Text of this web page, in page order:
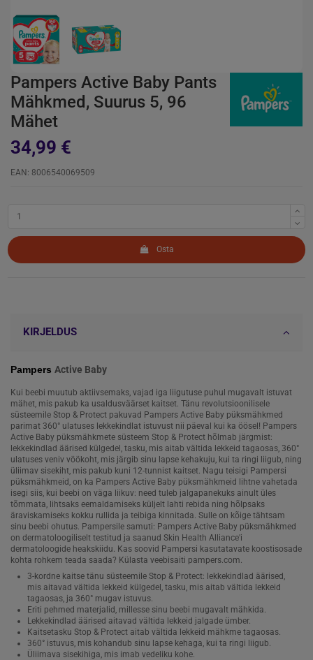
Pampers Active Baby Pants
Mähkmed, Suurus 5, 96
Mähet
34,99 €
EAN: 8006540069509
Osta
KIRJELDUS
Pampers Active Baby
Kui beebi muutub aktiivsemaks, vajad iga liigutuse puhul mugavalt istuvat
mähet, mis pakub ka usaldusväärset kaitset. Tänu revolutsioonilisele
süsteemile Stop & Protect pakuvad Pampers Active Baby püksmähkmed
parimat 360° ulatuses lekkekindlat istuvust nii päeval kui ka öösel! Pampers
Active Baby püksmähkmete süsteem Stop & Protect hõlmab järgmist:
lekkekindlad äärised külgedel, tasku, mis aitab vältida lekkeid tagaosas, 360°
ulatuses veniv vöökoht, mis järgib sinu lapse kehakuju, kui ta ringi liigub, ning
üliimav sisekiht, mis pakub kuni 12-tunnist kaitset. Nagu teisigi Pampersi
püksmähkmeid, on ka Pampers Active Baby püksmähkmeid lihtne vahetada
isegi siis, kui beebi on väga liikuv: need tuleb jalgapanekuks ainult üles
tõmmata, lihtsaks eemaldamiseks küljelt lahti rebida ning hõlpsaks
äraviskamiseks kokku rullida ja teibiga kinnitada. Sulle on kõige tähtsam
sinu beebi ohutus. Pampersile samuti: Pampers Active Baby püksmähkmed
on dermatoloogiliselt testitud ja saanud Skin Health Alliance'i
dermatoloogide heakskiidu. Kas soovid Pampersi kasutatavate koostisosade
kohta rohkem teada saada? Külasta veebisaiti pampers.com.
3-kordne kaitse tänu süsteemile Stop & Protect: lekkekindlad äärised,
mis aitavad vältida lekkeid külgedel, tasku, mis aitab vältida lekkeid
tagaosas, ja 360° mugav istuvus.
Eriti pehmed materjalid, millesse sinu beebi mugavalt mähkida.
Lekkekindlad äärised aitavad vältida lekkeid jalgade ümber.
Kaitsetasku Stop & Protect aitab vältida lekkeid mähkme tagaosas.
360° istuvus, mis kohandub sinu lapse kehaga, kui ta ringi liigub.
Üliimava sisekihiga, mis imab vedeliku kohe.